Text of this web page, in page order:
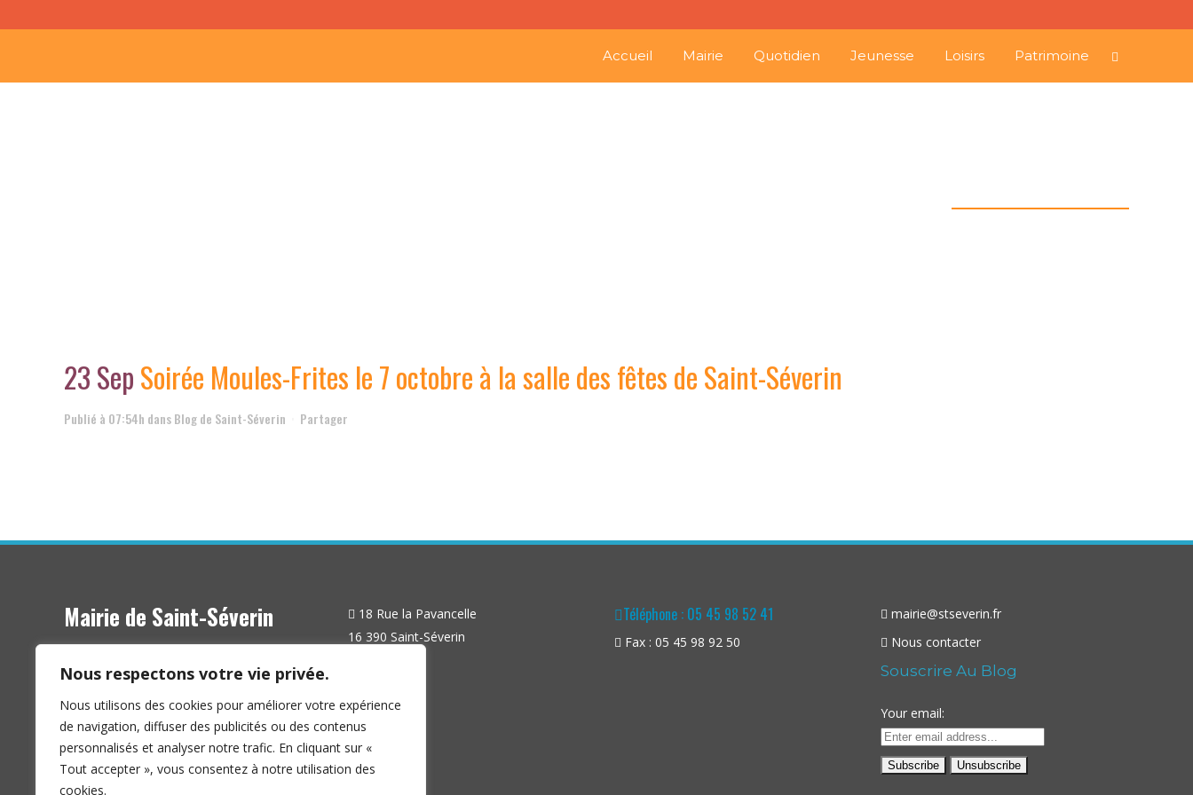
Nous respectons votre vie privée.
Nous utilisons des cookies pour améliorer votre expérience
de navigation, diffuser des publicités ou des contenus
personnalisés et analyser notre trafic. En cliquant sur «
Tout accepter », vous consentez à notre utilisation des
cookies.
Accueil Mairie Quotidien Jeunesse Loisirs Patrimoine
23 SepSoirée Moules-Frites le 7 octobre à la salle des fêtes de Saint-Séverin
Publié à 07:54h dansBlog de Saint-Séverin Partager
Mairie de Saint-Séverin
18 Rue la Pavancelle
16 390 Saint-Séverin
Téléphone : 05 45 98 52 41
Fax : 05 45 98 92 50
mairie@stseverin.fr
Nous contacter
Souscrire Au Blog
Your email: